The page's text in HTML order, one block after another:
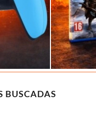
BUSCADAS